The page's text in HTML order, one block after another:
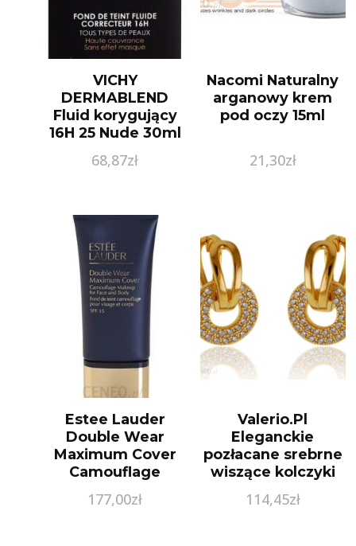
VICHY
DERMABLEND
Fluid korygujący
16H 25 Nude 30ml
68,87zł
Nacomi Naturalny
arganowy krem
pod oczy 15ml
21,30zł
Estee Lauder
Double Wear
Maximum Cover
Camouflage
Podkład Kryjący
4N2 Spice Sand
177,00zł
Valerio.Pl
Eleganckie
pozłacane srebrne
wiszące kolczyki
kółka circle ring
białe cyrkonie
114,45zł